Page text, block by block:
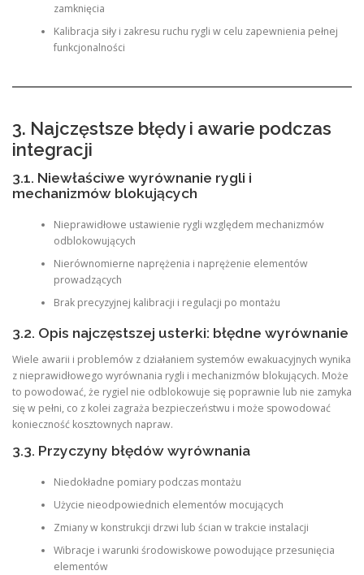
zamknięcia
Kalibracja siły i zakresu ruchu rygli w celu zapewnienia pełnej
funkcjonalności
3. Najczęstsze błędy i awarie podczas
integracji
3.1. Niewłaściwe wyrównanie rygli i
mechanizmów blokujących
Nieprawidłowe ustawienie rygli względem mechanizmów
odblokowujących
Nierównomierne naprężenia i naprężenie elementów
prowadzących
Brak precyzyjnej kalibracji i regulacji po montażu
3.2. Opis najczęstszej usterki: błędne wyrównanie
Wiele awarii i problemów z działaniem systemów ewakuacyjnych wynika
z nieprawidłowego wyrównania rygli i mechanizmów blokujących. Może
to powodować, że rygiel nie odblokowuje się poprawnie lub nie zamyka
się w pełni, co z kolei zagraża bezpieczeństwu i może spowodować
konieczność kosztownych napraw.
3.3. Przyczyny błędów wyrównania
Niedokładne pomiary podczas montażu
Użycie nieodpowiednich elementów mocujących
Zmiany w konstrukcji drzwi lub ścian w trakcie instalacji
Wibracje i warunki środowiskowe powodujące przesunięcia
elementów